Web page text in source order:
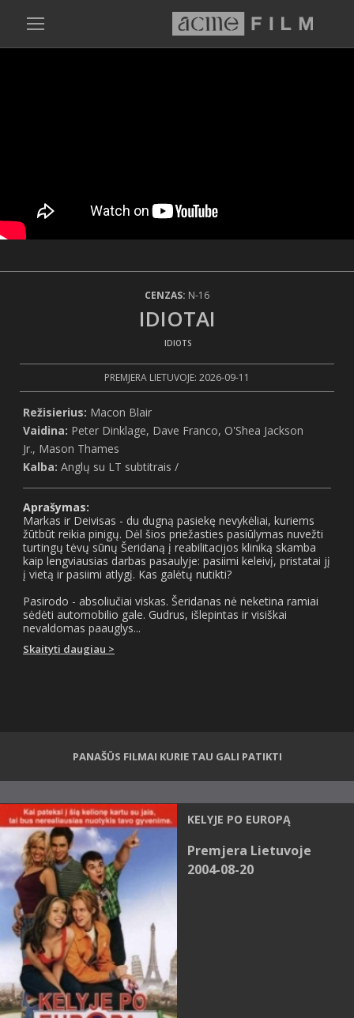
CENZAS: N-16
IDIOTAI
/ IDIOTS
PREMJERA LIETUVOJE: 2026-09-11
Režisierius: Macon Blair
Vaidina: Peter Dinklage, Dave Franco, O'Shea Jackson
Jr., Mason Thames
Kalba: Anglų su LT subtitrais /
Aprašymas:
Markas ir Deivisas - du dugną pasiekę nevykėliai, kuriems
žūtbūt reikia pinigų. Dėl šios priežasties pasiūlymas nuvežti
turtingų tėvų sūnų Šeridaną į reabilitacijos kliniką skamba
kaip lengviausias darbas pasaulyje: pasiimi keleivį, pristatai jį
į vietą ir pasiimi atlygį. Kas galėtų nutikti?
Pasirodo - absoliučiai viskas. Šeridanas nė neketina ramiai
sėdėti automobilio gale. Gudrus, išlepintas ir visiškai
nevaldomas paauglys...
Skaityti daugiau >
PANAŠŪS FILMAI KURIE TAU GALI PATIKTI
KELYJE PO EUROPĄ
Premjera Lietuvoje
2004-08-20